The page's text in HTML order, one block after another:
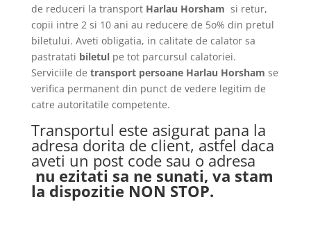
de reduceri la transport Harlau Horsham si retur,
copii intre 2 si 10 ani au reducere de 5o% din pretul
biletului. Aveti obligatia, in calitate de calator sa
pastratati biletulpe tot parcursul calatoriei.
Serviciile de transport persoane Harlau Horsham se
verifica permanent din punct de vedere legitim de
catre autoritatile competente.
Transportul este asigurat pana la
adresa dorita de client, astfel daca
aveti un post code sau o adresa
nu ezitati sa ne sunati, va stam
la dispozitie NON STOP.